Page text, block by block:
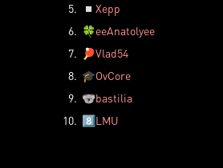
5.
◽ Xepp
6. 🍀eeAnatolyee
7.
🏓Vlad54
8. 🎓OvCore
9. 🐨bastilia
10. 8️⃣LMU